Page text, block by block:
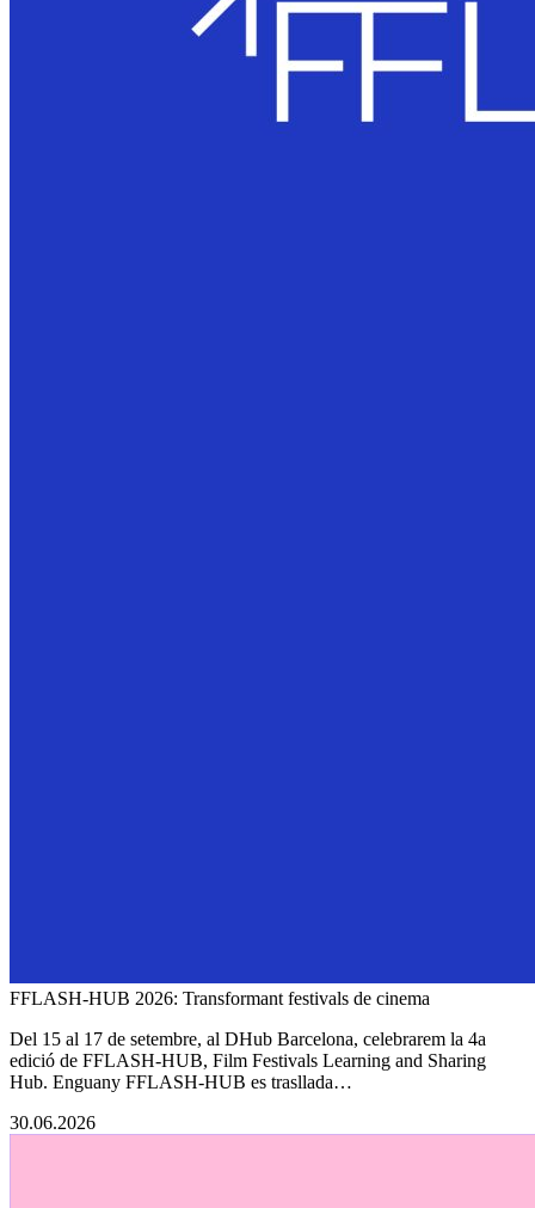
FFLASH-HUB 2026: Transformant festivals de cinema
Del 15 al 17 de setembre, al DHub Barcelona, celebrarem la 4a
edició de FFLASH-HUB, Film Festivals Learning and Sharing
Hub. Enguany FFLASH-HUB es trasllada…
30.06.2026